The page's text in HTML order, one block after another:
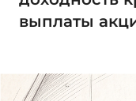
выплаты